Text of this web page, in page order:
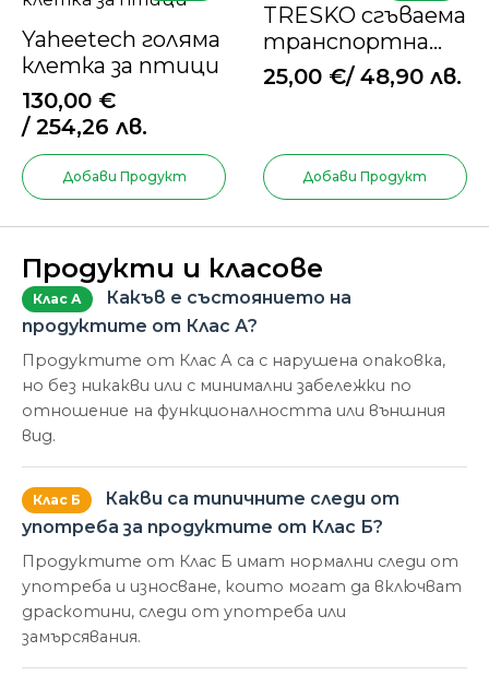
Yaheetech голяма
клетка за птици
130,00 €
/ 254,26 лв.
Добави Продукт
TRESKO сгъваема
транспортна
клетка за кучета
и котки –
25,00 €/ 48,90 лв.
Добави Продукт
Продукти и класове
Клас А
Какъв е състоянието на
продуктите от Клас А?
Продуктите от Клас А са с нарушена опаковка,
но без никакви или с минимални забележки по
отношение на функционалността или външния
вид.
Клас Б
Какви са типичните следи от
употреба за продуктите от Клас Б?
Продуктите от Клас Б имат нормални следи от
употреба и износване, които могат да включват
драскотини, следи от употреба или
замърсявания.